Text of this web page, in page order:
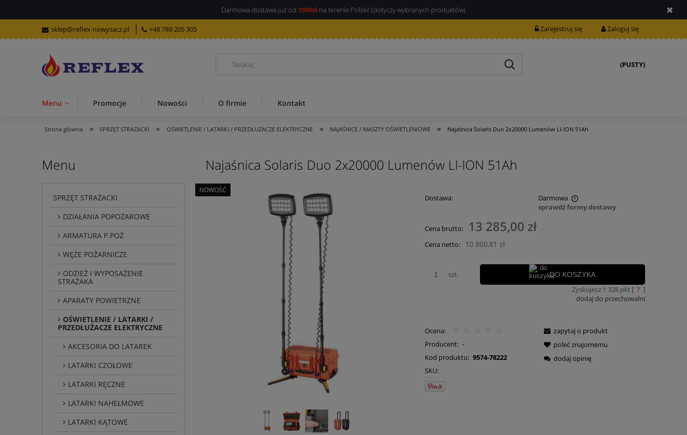
Darmowa dostawa już od 1000zł na terenie Polski! (dotyczy wybranych produktów)
sklep@reflex-nowysacz.pl +48 789 205 305 Zarejestruj się Zaloguj się
(PUSTY)
Menu Promocje Nowości O firmie Kontakt
Strona główna » SPRZĘT STRAŻACKI » OŚWIETLENIE / LATARKI / PRZEDŁUŻACZE ELEKTRYCZNE » NAJAŚNICE / MASZTY OŚWIETLENIOWE » Najaśnica Solaris Duo 2x20000 Lumenów LI-ION 51Ah
Menu
SPRZĘT STRAŻACKI
DZIAŁANIA POPOŻAROWE
ARMATURA P.POŻ
WĘŻE POŻARNICZE
ODZIEŻ I WYPOSAŻENIE
STRAŻAKA
APARATY POWIETRZNE
OŚWIETLENIE / LATARKI /
PRZEDŁUŻACZE ELEKTRYCZNE
AKCESORIA DO LATAREK
LATARKI CZOŁOWE
LATARKI RĘCZNE
LATARKI NAHEŁMOWE
LATARKI KĄTOWE
Najaśnica Solaris Duo 2x20000 Lumenów LI-ION 51Ah
NOWOŚĆ
Dostawa: Darmowa
Cena nie zawiera ewentualnych kosztów
płatności
sprawdź formy dostawy
Cena brutto: 13 285,00 zł
Cena netto: 10 800,81 zł
szt. DO KOSZYKA
Zyskujesz 1 328pkt [ ? ]
dodaj do przechowalni
Ocena:
Producent: -
Kod produktu: 9574-78222
SKU:
zapytaj o produkt
poleć znajomemu
dodaj opinię